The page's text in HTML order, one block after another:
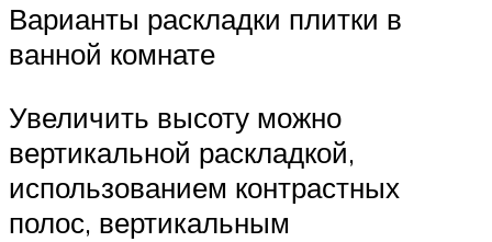
Варианты раскладки плитки в
ванной комнате
Увеличить высоту можно
вертикальной раскладкой,
использованием контрастных
полос, вертикальным